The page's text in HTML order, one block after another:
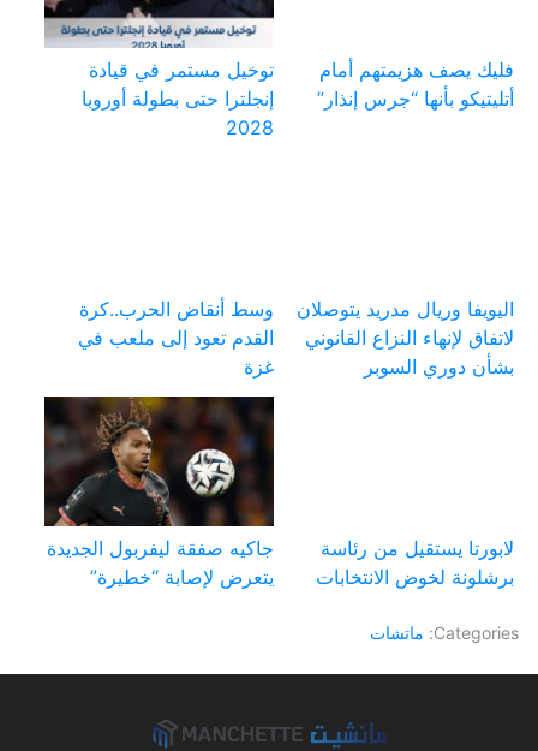
فليك يصف هزيمتهم أمام
أتليتيكو بأنها “جرس إنذار”
توخيل مستمر في قيادة
إنجلترا حتى بطولة أوروبا
2028
اليويفا وريال مدريد يتوصلان
لاتفاق لإنهاء النزاع القانوني
بشأن دوري السوبر
وسط أنقاض الحرب..كرة
القدم تعود إلى ملعب في
غزة
لابورتا يستقيل من رئاسة
برشلونة لخوض الانتخابات
جاكيه صفقة ليفربول الجديدة
يتعرض لإصابة “خطيرة”
Categories: ماتشات